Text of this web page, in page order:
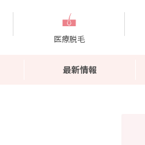
医療脱毛
最新情報